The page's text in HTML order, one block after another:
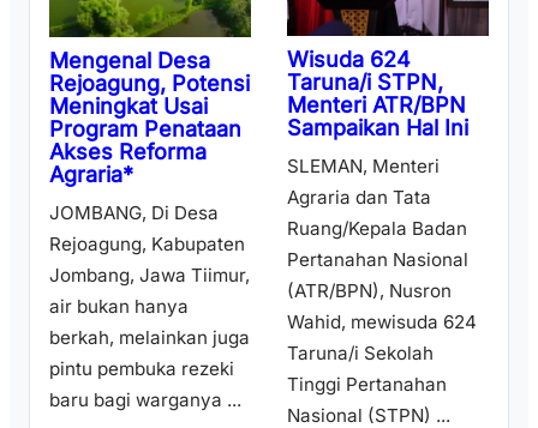
Mengenal Desa
Rejoagung, Potensi
Meningkat Usai
Program Penataan
Akses Reforma
Agraria*
JOMBANG, Di Desa
Rejoagung, Kabupaten
Jombang, Jawa Tiimur,
air bukan hanya
berkah, melainkan juga
pintu pembuka rezeki
baru bagi warganya ...
Wisuda 624
Taruna/i STPN,
Menteri ATR/BPN
Sampaikan Hal Ini
SLEMAN, Menteri
Agraria dan Tata
Ruang/Kepala Badan
Pertanahan Nasional
(ATR/BPN), Nusron
Wahid, mewisuda 624
Taruna/i Sekolah
Tinggi Pertanahan
Nasional (STPN) ...